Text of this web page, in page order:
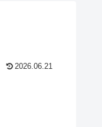
2026.06.21